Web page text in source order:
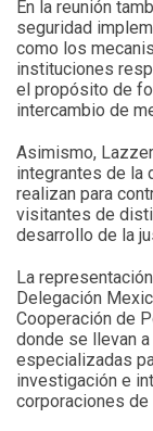
En la reunión
seguridad
como los
instituciones
el propósito de
intercambio de
Asimismo,
integrantes de la
realizan para
visitantes de
desarrollo de la
La
Delegación
Cooperación de
donde se llevan
especializadas
investigación e
corporaciones